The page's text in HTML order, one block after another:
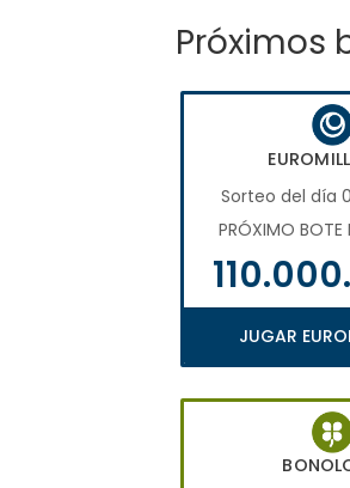
Próximos
Sorteo del día
PRÓXIMO BOTE
JUGAR